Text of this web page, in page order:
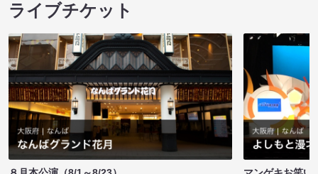
ライブチケット